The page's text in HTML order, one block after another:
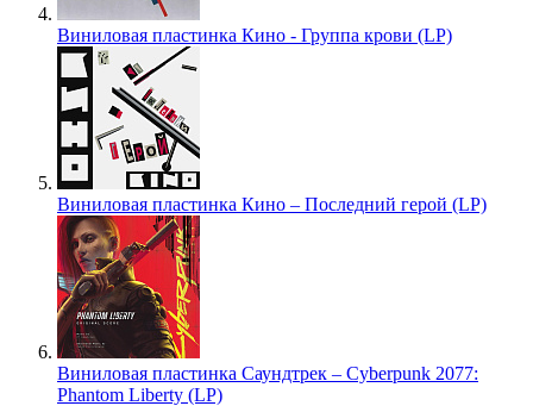
Виниловая пластинка Кино - Группа крови (LP)
Виниловая пластинка Кино – Последний герой (LP)
Виниловая пластинка Саундтрек – Cyberpunk 2077:
Phantom Liberty (LP)